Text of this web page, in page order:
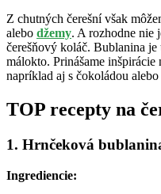
Z chutných čerešní však
alebo džemy. A rozhodne nie
čerešňový koláč. Bublanina
málokto. Prinášame
napríklad aj s čokoládou
TOP recepty na
1. Hrnčeková
Ingrediencie: